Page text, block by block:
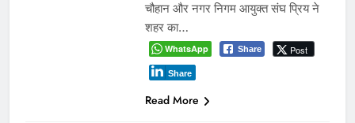
चौहान और नगर निगम आयुक्त संघ प्रिय ने
शहर का…
WhatsApp Share Post
Share
Read More